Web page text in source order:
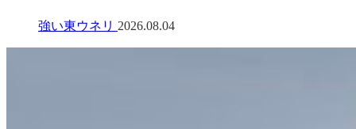
強い東ウネリ 2026.08.04